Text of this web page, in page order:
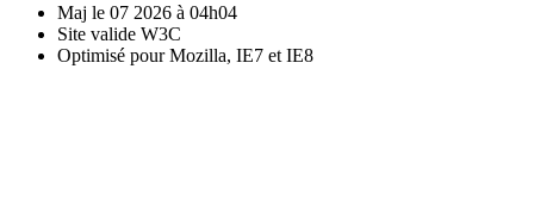
Maj le 07 2026 à 04h04
Site valide W3C
Optimisé pour Mozilla, IE7 et IE8